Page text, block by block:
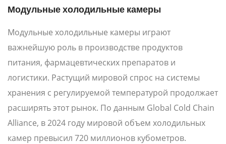
Модульные холодильные камеры
Модульные холодильные камеры играют
важнейшую роль в производстве продуктов
питания, фармацевтических препаратов и
логистики. Растущий мировой спрос на системы
хранения с регулируемой температурой продолжает
расширять этот рынок. По данным Global Cold Chain
Alliance, в 2024 году мировой объем холодильных
камер превысил 720 миллионов кубометров.